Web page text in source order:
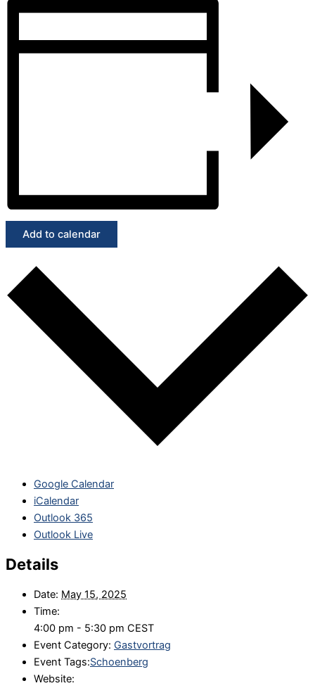
Add to calendar
Google Calendar
iCalendar
Outlook 365
Outlook Live
Details
Date: May 15, 2025
Time:
4:00 pm - 5:30 pm CEST
Event Category: Gastvortrag
Event Tags:Schoenberg
Website: